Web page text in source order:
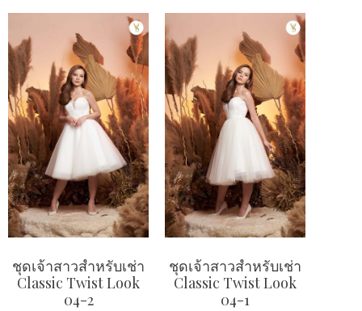
ชุดเจ้าสาวสำหรับเช่า
Classic Twist Look
04-2
ชุดเจ้าสาวสำหรับเช่า
Classic Twist Look
04-1